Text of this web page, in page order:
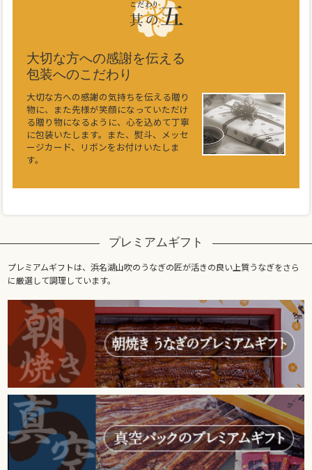
大切な方への感謝を伝える
包装へのこだわり
大切な方への感謝の気持ちを伝える贈り
物に、また先様が笑顔になっていただけ
る贈り物になるように、心を込めて丁寧
に包装いたします。また、熨斗、メッセ
ージカード、リボンをお付けいたしま
す。
プレミアムギフト
プレミアムギフトは、浜名湖山吹のうなぎの匠が活きの良い上質うなぎをさら
に厳選して調理しています。